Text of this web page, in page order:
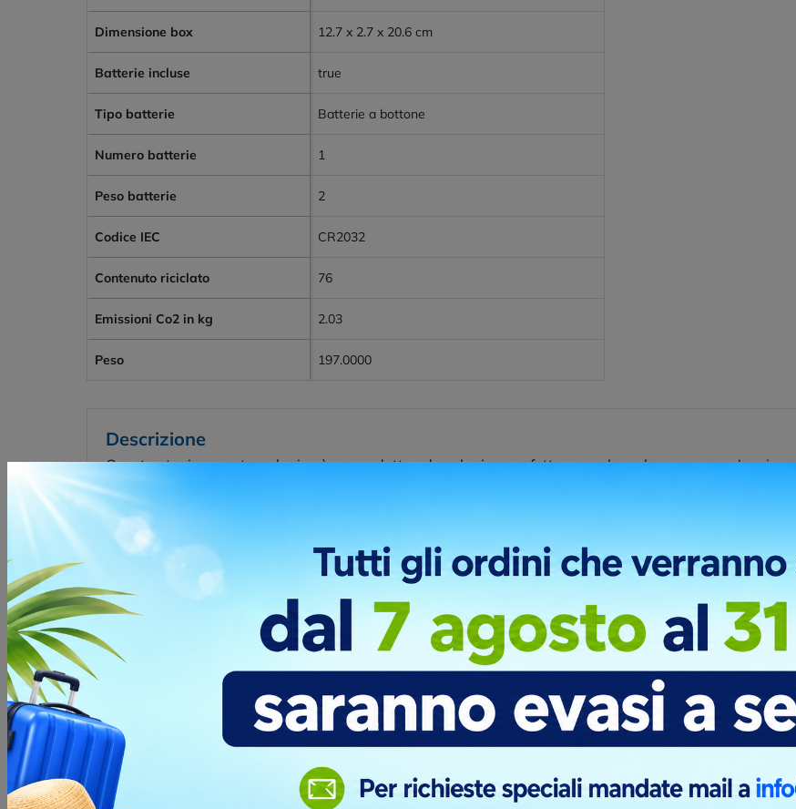
Dimensione box 12.7 x 2.7 x 20.6 cm
Batterie incluse true
Tipo batterie Batterie a bottone
Numero batterie 1
Peso batterie 2
Codice IEC CR2032
Contenuto riciclato 76
Emissioni Co2 in kg 2.03
Peso 197.0000
Descrizione
Questa stazione meteorologica è un prodotto ed ecologico, perfetto per coloro che cercano
con ABS riciclato certificato RCS e bambù 100% FSC®, il contenuto totale riciclato rappresenta il
RCS garantisce una filiera completamente certificata dei materiali riciclati. Il display LED è e offre
temperatura, umidità e funzione fasi lunari, opzione 12/24 ore, Fahrenheit/Celsius e registrazione
tipo C da 100 cm in TPE riciclato certificato RCS. Il prodotto viene confezionato in una scatola FSC®
Posizioni e tecniche di stampa Disponibilità Richiedi Informazioni
ENGRAVING
Posizioni di stampa